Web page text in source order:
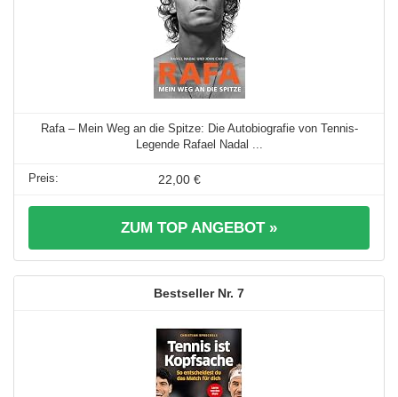
Rafa – Mein Weg an die Spitze: Die Autobiografie von Tennis-
Legende Rafael Nadal ...
22,00 €
ZUM TOP ANGEBOT »
7